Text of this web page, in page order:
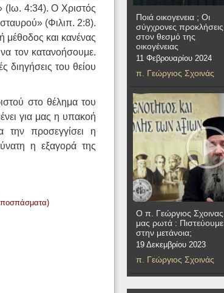
(Ιω. 4:34). Ο Χριστός
(Φιλιπ. 2:8).
και κανένας
τον κατανοήσουμε.
διηγήσεις του θείου
στο θέλημα του
για μας η υπακοή
την προσεγγίσει η
η εξαγορά της
Ποιά οικογενεια ; Οι
σύγχρονες προκλήσεις
στον θεσμό της
οικογένειας
11 Φεβρουαρίου 2024
π. Γεώργιος Σχοινάς
Ο π. Γεώργιος Σχοινας
μας ρωτά : Πιστεύουμε
στην μετάνοια;
19 Δεκεμβρίου 2023
π. Γεώργιος Σχοινάς